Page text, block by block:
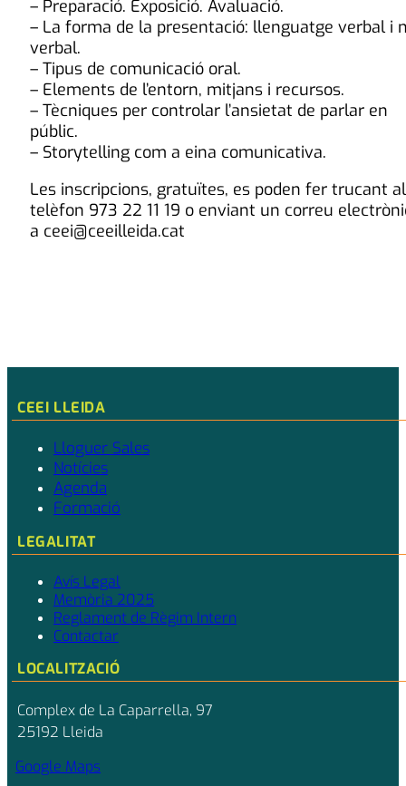
– Preparació. Exposició. Avaluació.
– La forma de la presentació: llenguatge verbal i
verbal.
– Tipus de comunicació oral.
– Elements de l’entorn, mitjans i recursos.
– Tècniques per controlar l’ansietat de parlar en
públic.
– Storytelling com a eina comunicativa.
Les inscripcions, gratuïtes, es poden fer trucant al
telèfon 973 22 11 19 o enviant un correu
a ceei@ceeilleida.cat
CEEI LLEIDA
Lloguer Sales
Notícies
Agenda
Formació
LEGALITAT
Avís Legal
Memòria 2025
Reglament de Règim Intern
Contactar
LOCALITZACIÓ
Complex de La Caparrella, 97
25192 Lleida
Google Maps